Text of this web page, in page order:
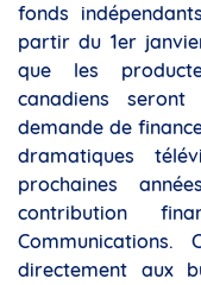
fonds
partir du 1er
que les
canadiens
demande de
dramatiques
prochaines
contribution
Communications.
directement aux